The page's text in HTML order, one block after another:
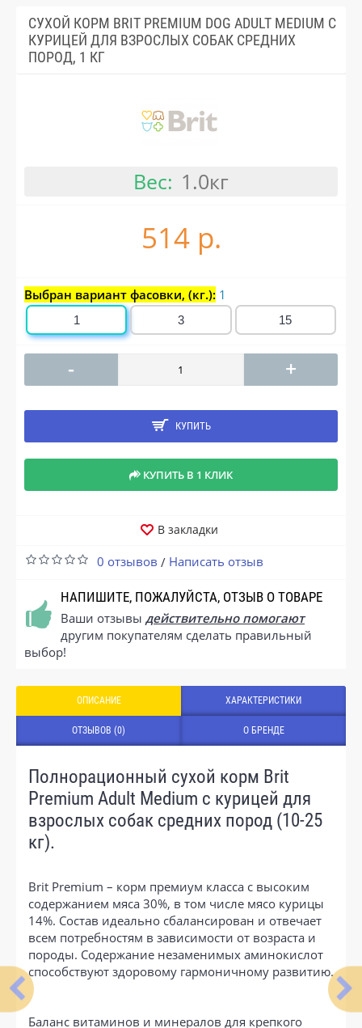
СУХОЙ КОРМ BRIT PREMIUM DOG ADULT MEDIUM С
КУРИЦЕЙ ДЛЯ ВЗРОСЛЫХ СОБАК СРЕДНИХ
ПОРОД, 1 КГ
Вес: 1.0кг
514 р.
Выбран вариант фасовки, (кг.): 1
1 3 15
- +
КУПИТЬ
КУПИТЬ В 1 КЛИК
В закладки
0 отзывов / Написать отзыв
НАПИШИТЕ, ПОЖАЛУЙСТА, ОТЗЫВ О ТОВАРЕ
Ваши отзывы действительно помогают
другим покупателям сделать правильный
выбор!
ОПИСАНИЕ ХАРАКТЕРИСТИКИ
ОТЗЫВОВ (0) О БРЕНДЕ
Полнорационный сухой корм Brit
Premium Adult Medium с курицей для
взрослых собак средних пород (10-25
кг).
Brit Premium – корм премиум класса с высоким
содержанием мяса 30%, в том числе мясо курицы
14%. Состав идеально сбалансирован и отвечает
всем потребностям в зависимости от возраста и
породы. Содержание незаменимых аминокислот
способствуют здоровому гармоничному развитию.
Баланс витаминов и минералов для крепкого